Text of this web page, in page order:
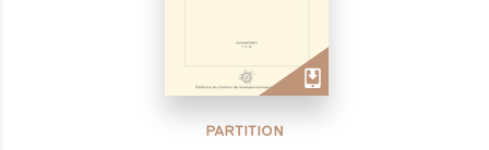
PARTITION